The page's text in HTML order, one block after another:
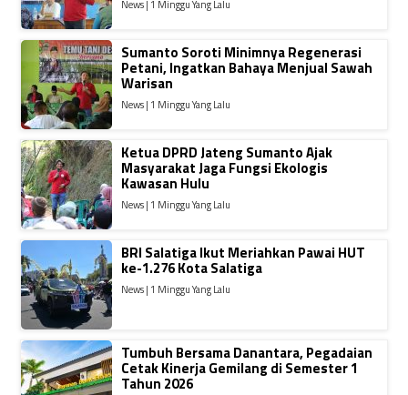
News | 1 Minggu Yang Lalu
Sumanto Soroti Minimnya Regenerasi
Petani, Ingatkan Bahaya Menjual Sawah
Warisan
News | 1 Minggu Yang Lalu
Ketua DPRD Jateng Sumanto Ajak
Masyarakat Jaga Fungsi Ekologis
Kawasan Hulu
News | 1 Minggu Yang Lalu
BRI Salatiga Ikut Meriahkan Pawai HUT
ke-1.276 Kota Salatiga
News | 1 Minggu Yang Lalu
Tumbuh Bersama Danantara, Pegadaian
Cetak Kinerja Gemilang di Semester 1
Tahun 2026